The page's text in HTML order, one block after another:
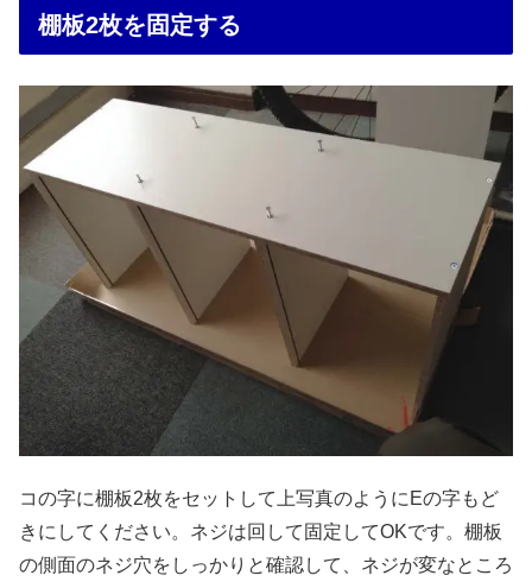
棚板2枚を固定する
コの字に棚板2枚をセットして上写真のようにEの字もど
きにしてください。ネジは回して固定してOKです。棚板
の側面のネジ穴をしっかりと確認して、ネジが変なところ